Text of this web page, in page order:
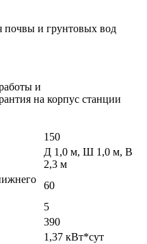
почвы и грунтовых вод
и
на корпус станции
150
Д 1,0 м, Ш 1,0 м, В
2,3 м
60
5
390
1,37 кВт*сут